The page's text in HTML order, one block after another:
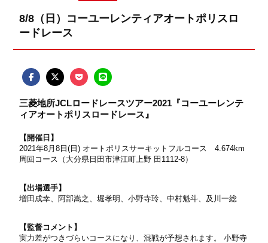
8/8（日）コーユーレンティアオートポリスロ
ードレース
三菱地所JCLロードレースツアー2021『コーユーレンテ
ィアオートポリスロードレース』
【開催日】
2021年8月8日(日) オートポリスサーキットフルコース 4.674km
周回コース（大分県日田市津江町上野 田1112-8）
【出場選手】
増田成幸、阿部嵩之、堀孝明、小野寺玲、中村魁斗、及川一総
【監督コメント】
実力差がつきづらいコースになり、混戦が予想されます。 小野寺